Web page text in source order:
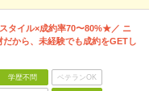
タイル×成約率70〜80%★／ ニ
だから、未経験でも成約をGETし
学歴不問 ベテランOK